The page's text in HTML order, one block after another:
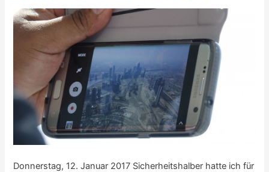
Donnerstag, 12. Januar 2017 Sicherheitshalber hatte ich für